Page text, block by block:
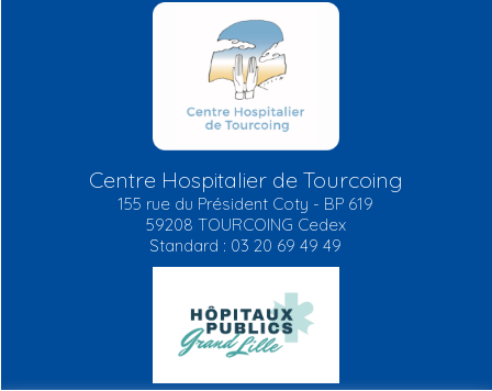
Centre Hospitalier de Tourcoing
155 rue du Président Coty - BP 619
59208 TOURCOING Cedex
Standard : 03 20 69 49 49